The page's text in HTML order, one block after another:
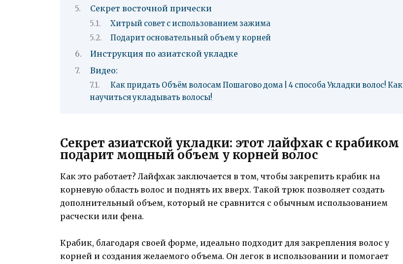
Секрет восточной прически
Хитрый совет с использованием зажима
Подарит основательный объем у корней
Инструкция по азиатской укладке
Видео:
Как придать Объём волосам Пошагово дома | 4 способа Укладки волос! Как
научиться укладывать волосы!
Секрет азиатской укладки: этот лайфхак с крабиком
подарит мощный объем у корней волос
Как это работает? Лайфхак заключается в том, чтобы закрепить крабик на
корневую область волос и поднять их вверх. Такой трюк позволяет создать
дополнительный объем, который не сравнится с обычным использованием
расчески или фена.
Крабик, благодаря своей форме, идеально подходит для закрепления волос у
корней и создания желаемого объема. Он легок в использовании и помогает